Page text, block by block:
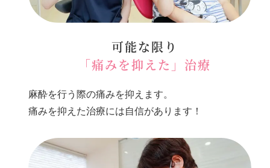
可能な限り
「痛みを抑えた」治療
麻酔を行う際の痛みを抑えます。
痛みを抑えた治療には自信があります！